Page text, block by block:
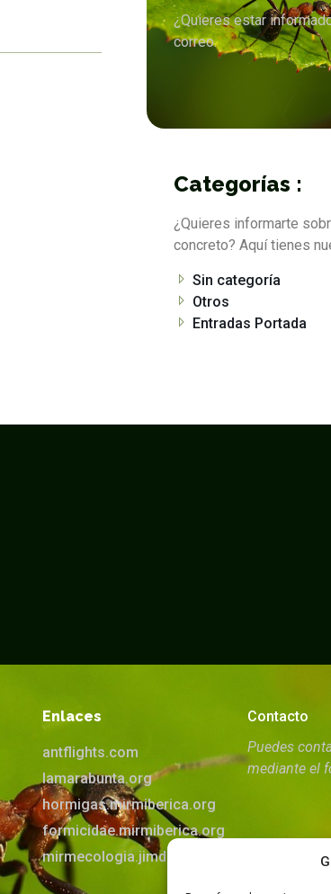
¿Quieres estar
correo.
Categorías :
¿Quieres informarte
concreto? Aquí tienes
Sin categoría
Otros
Entradas Portada
Enlaces
antflights.com
lamarabunta.org
hormigas.mirmiberica.org
formicidae.mirmiberica.org
mirmecologia.jimdofree.com
Contacto
Puedes
mediante el